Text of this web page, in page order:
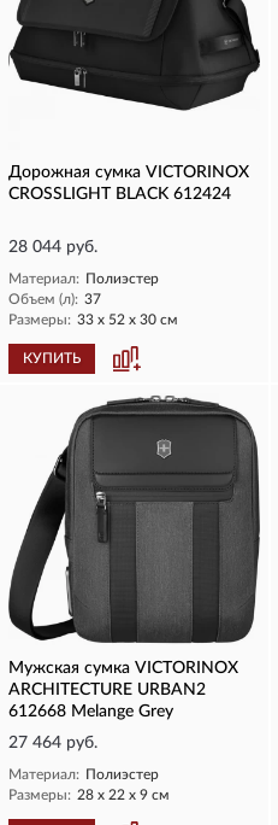
Дорожная сумка VICTORINOX
CROSSLIGHT BLACK 612424
28 044 руб.
Материал: Полиэстер
Объем (л): 37
Размеры: 33 х 52 х 30 см
КУПИТЬ
Мужская сумка VICTORINOX
ARCHITECTURE URBAN2
612668 Melange Grey
27 464 руб.
Материал: Полиэстер
Размеры: 28 х 22 х 9 см